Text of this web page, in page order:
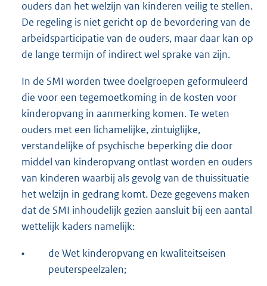
ouders dan het welzijn van kinderen veilig te stellen.
De regeling is niet gericht op de bevordering van de
arbeidsparticipatie van de ouders, maar daar kan op
de lange termijn of indirect wel sprake van zijn.
In de SMI worden twee doelgroepen geformuleerd
die voor een tegemoetkoming in de kosten voor
kinderopvang in aanmerking komen. Te weten
ouders met een lichamelijke, zintuiglijke,
verstandelijke of psychische beperking die door
middel van kinderopvang ontlast worden en ouders
van kinderen waarbij als gevolg van de thuissituatie
het welzijn in gedrang komt. Deze gegevens maken
dat de SMI inhoudelijk gezien aansluit bij een aantal
wettelijk kaders namelijk:
•
de Wet kinderopvang en kwaliteitseisen
peuterspeelzalen;